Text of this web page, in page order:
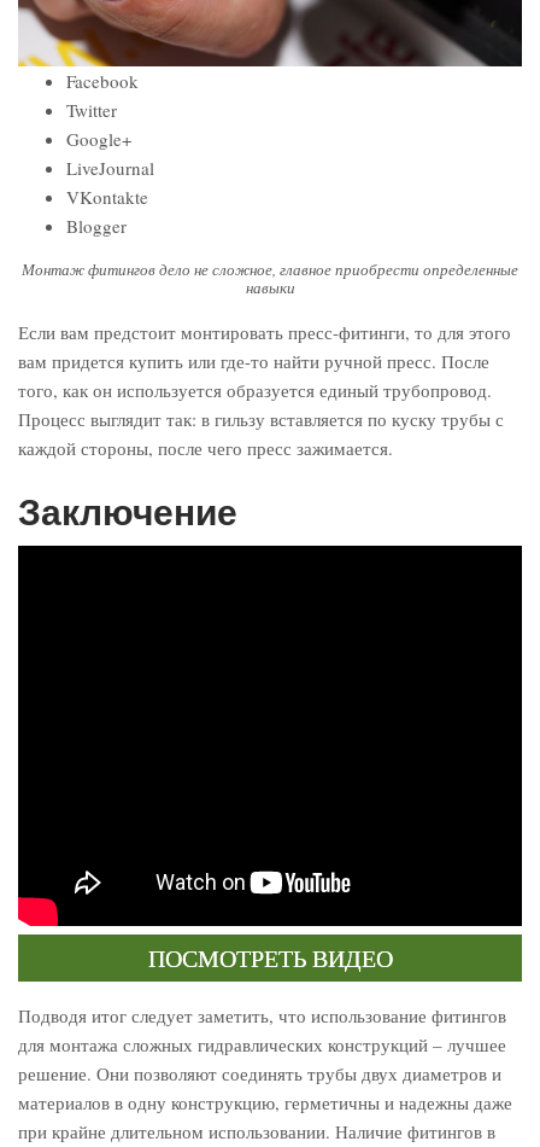
Facebook
Twitter
Google+
LiveJournal
VKontakte
Blogger
Монтаж фитингов дело не сложное, главное приобрести определенные
навыки
Если вам предстоит монтировать пресс-фитинги, то для этого
вам придется купить или где-то найти ручной пресс. После
того, как он используется образуется единый трубопровод.
Процесс выглядит так: в гильзу вставляется по куску трубы с
каждой стороны, после чего пресс зажимается.
Заключение
ПОСМОТРЕТЬ ВИДЕО
Подводя итог следует заметить, что использование фитингов
для монтажа сложных гидравлических конструкций – лучшее
решение. Они позволяют соединять трубы двух диаметров и
материалов в одну конструкцию, герметичны и надежны даже
при крайне длительном использовании. Наличие фитингов в